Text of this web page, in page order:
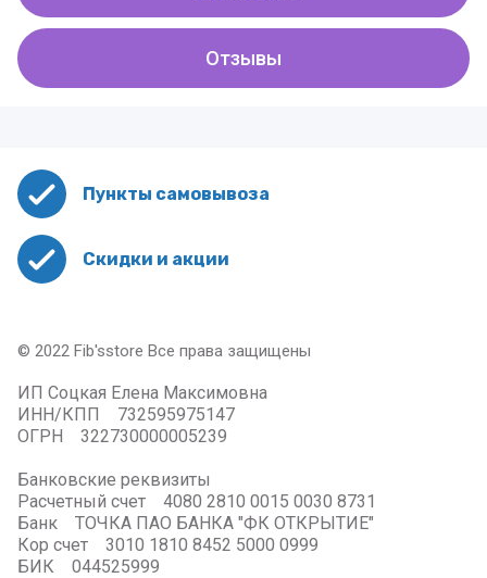
Отзывы
Пункты самовывоза
Скидки и акции
© 2022 Fib'sstore Все права защищены
ИП Соцкая Елена Максимовна
ИНН/КПП 732595975147
ОГРН 322730000005239
Банковские реквизиты
Расчетный счет 4080 2810 0015 0030 8731
Банк ТОЧКА ПАО БАНКА "ФК ОТКРЫТИЕ"
Кор счет 3010 1810 8452 5000 0999
БИК 044525999